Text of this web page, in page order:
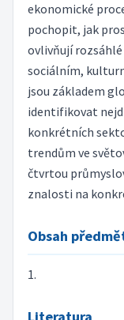
ekonomické
pochopit, jak
ovlivňují
sociálním,
jsou základem
identifikovat
konkrétních
trendům ve
čtvrtou
znalosti na
Obsah
1.
Literatura